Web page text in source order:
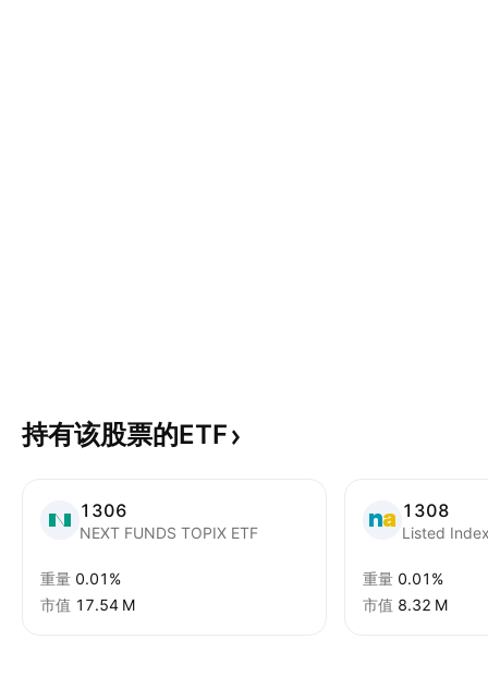
持有该股票的ETF
1306
NEXT FUNDS TOPIX ETF
重量 0.01%
市值 ‪17.54 M‬
1308
Listed
重量 0.01%
市值 ‪8.32 M‬